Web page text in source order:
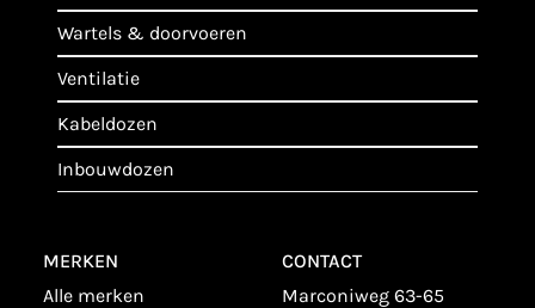
wartels & doorvoeren
ventilatie
kabeldozen
inbouwdozen
MERKEN
alle merken
CONTACT
Marconiweg 63-65